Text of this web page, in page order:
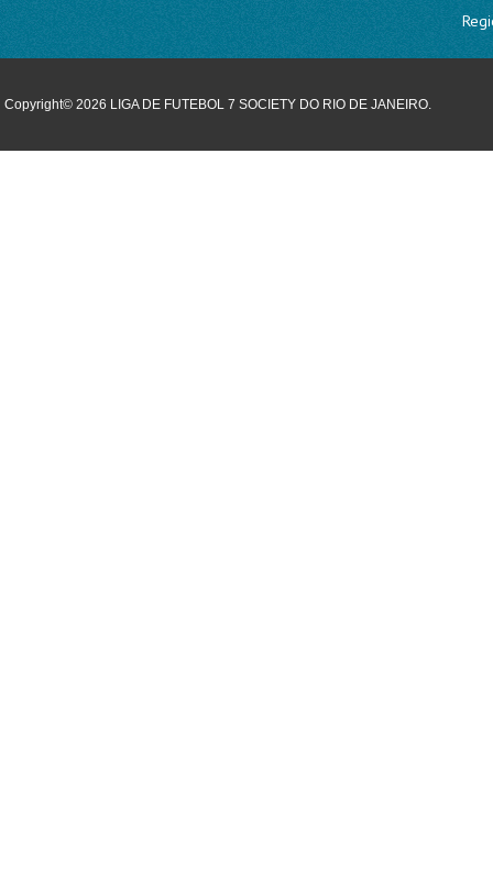
Copyright© 2026 LIGA DE FUTEBOL 7 SOCIETY DO RIO DE JANEIRO.